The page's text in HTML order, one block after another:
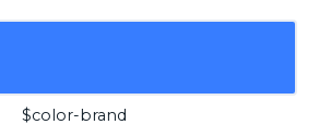
$color-brand